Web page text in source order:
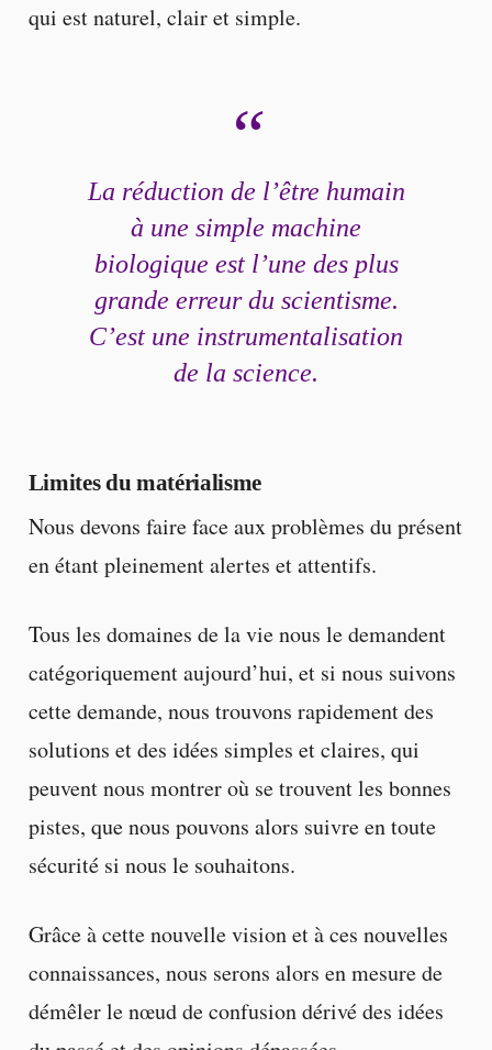
qui est naturel, clair et simple.
La réduction de l’être humain
à une simple machine
biologique est l’une des plus
grande erreur du scientisme.
C’est une instrumentalisation
de la science.
Limites du matérialisme
Nous devons faire face aux problèmes du présent
en étant pleinement alertes et attentifs.
Tous les domaines de la vie nous le demandent
catégoriquement aujourd’hui, et si nous suivons
cette demande, nous trouvons rapidement des
solutions et des idées simples et claires, qui
peuvent nous montrer où se trouvent les bonnes
pistes, que nous pouvons alors suivre en toute
sécurité si nous le souhaitons.
Grâce à cette nouvelle vision et à ces nouvelles
connaissances, nous serons alors en mesure de
démêler le nœud de confusion dérivé des idées